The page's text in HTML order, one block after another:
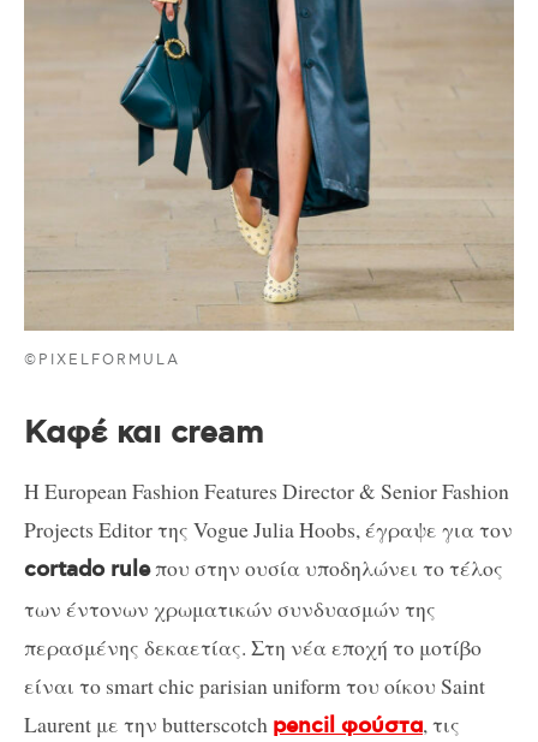
©PIXELFORMULA
Καφέ και cream
H European Fashion Features Director & Senior Fashion
Projects Editor της Vogue Julia Hoobs, έγραψε για τον
cortado ruleπου στην ουσία υποδηλώνει το τέλος
των έντονων χρωματικών συνδυασμών της
περασμένης δεκαετίας. Στη νέα εποχή το μοτίβο
είναι το smart chic parisian uniform του οίκου Saint
Laurent με την butterscotch pencil φούστα, τις